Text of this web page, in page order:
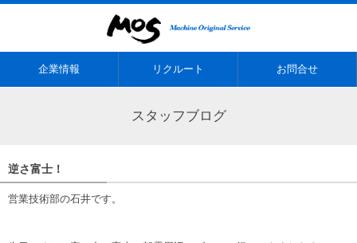
企業情報 リクルート お問合せ
スタッフブログ
逆さ富士！
営業技術部の石井です。